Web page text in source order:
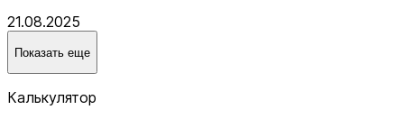
21.08.2025
Показать еще
Калькулятор